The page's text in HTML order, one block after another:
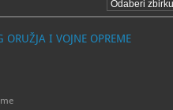
ORUŽJA I VOJNE OPREME